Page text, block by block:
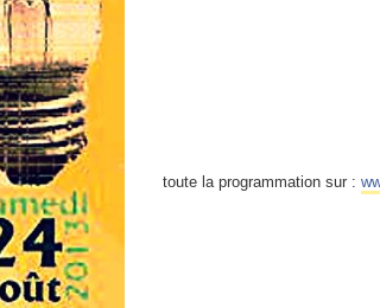
toute la programmation sur :